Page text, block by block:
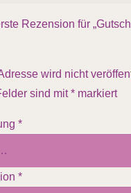
Rezension für
wird nicht
sind mit* markiert
*
*